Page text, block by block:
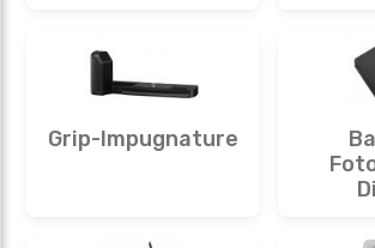
Grip-Impugnature